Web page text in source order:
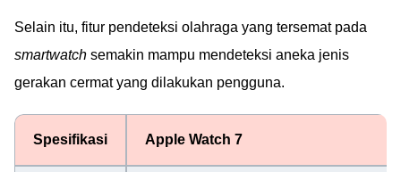
Selain itu, fitur pendeteksi olahraga yang tersemat pada
smartwatch semakin mampu mendeteksi aneka jenis
gerakan cermat yang dilakukan pengguna.
Spesifikasi Apple Watch 7